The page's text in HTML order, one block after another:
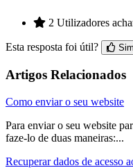
2 Utilizadores
Esta resposta foi útil? Sim
Artigos Relacionados
Como enviar o seu website
Para enviar o seu website
faze-lo de duas maneiras:...
Recuperar dados de acesso